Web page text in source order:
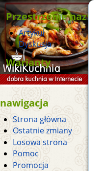
Przestrzenie nazw
Artykuł
Dyskusja
Warianty
nawigacja
Strona główna
Ostatnie zmiany
Losowa strona
Pomoc
Promocja